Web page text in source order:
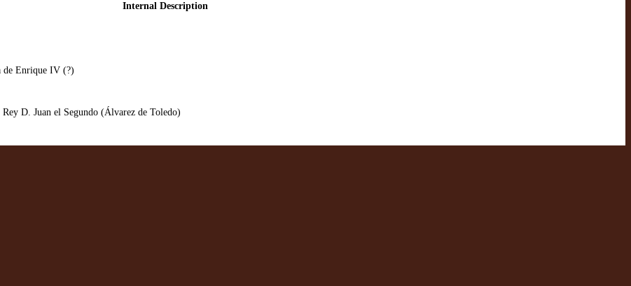
Internal Description
de Enrique IV (?)
D. Juan el Segundo (Álvarez de Toledo)